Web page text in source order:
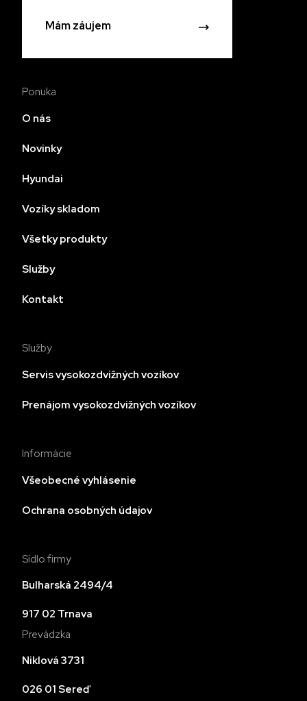
Mám záujem
Ponuka
O nás
Novinky
Hyundai
Vozíky skladom
Všetky produkty
Služby
Kontakt
Služby
Servis vysokozdvižných vozíkov
Prenájom vysokozdvižných vozíkov
Informácie
Všeobecné vyhlásenie
Ochrana osobných údajov
Sídlo firmy
Bulharská 2494/4
917 02 Trnava
Prevádzka
Niklová 3731
026 01 Sereď